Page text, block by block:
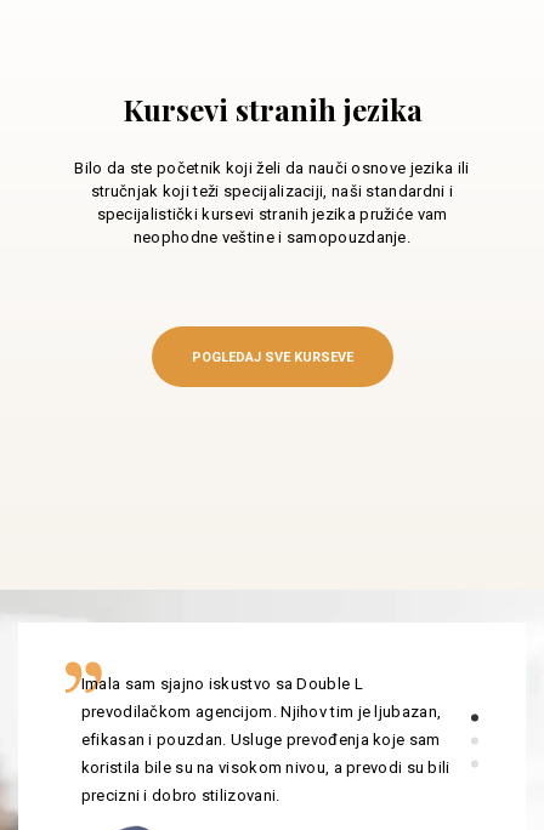
Kursevi stranih jezika
Bilo da ste početnik koji želi da nauči osnove jezika ili
stručnjak koji teži specijalizaciji, naši standardni i
specijalistički kursevi stranih jezika pružiće vam
neophodne veštine i samopouzdanje.
POGLEDAJ SVE KURSEVE
Imala sam sjajno iskustvo sa Double L
prevodilačkom agencijom. Njihov tim je ljubazan,
efikasan i pouzdan. Usluge prevođenja koje sam
koristila bile su na visokom nivou, a prevodi su bili
precizni i dobro stilizovani.